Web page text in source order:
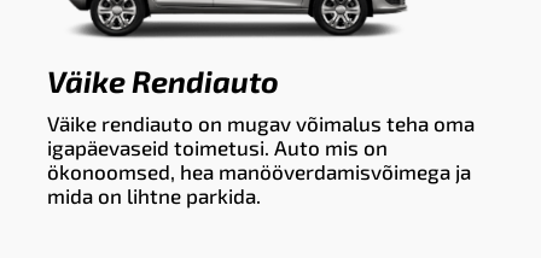
Väike Rendiauto
Väike rendiauto on mugav võimalus teha oma
igapäevaseid toimetusi. Auto mis on
ökonoomsed, hea manööverdamisvõimega ja
mida on lihtne parkida.